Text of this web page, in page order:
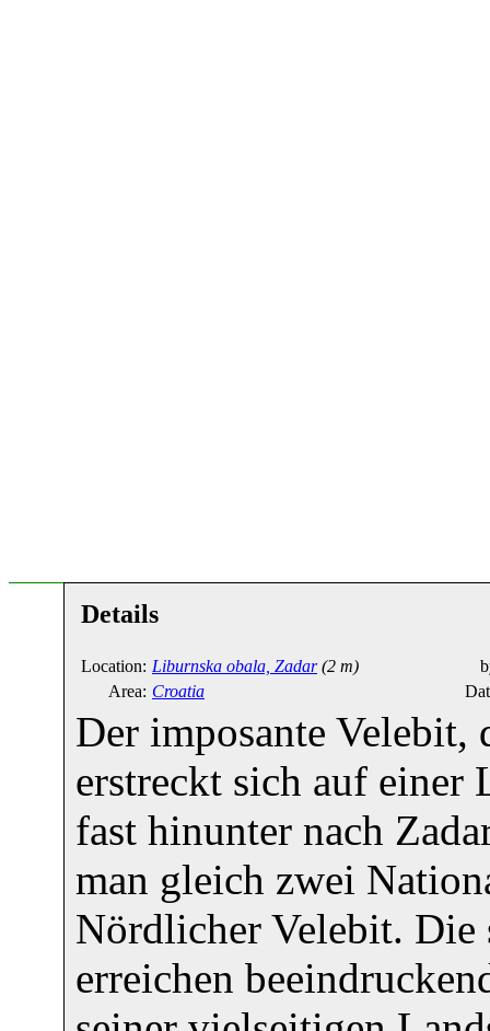
Details
Location: Liburnska obala, Zadar (2 m)
Area: Croatia
Der imposante Velebit,
erstreckt sich auf einer
fast hinunter nach
man gleich zwei
Nördlicher Velebit. Die
erreichen